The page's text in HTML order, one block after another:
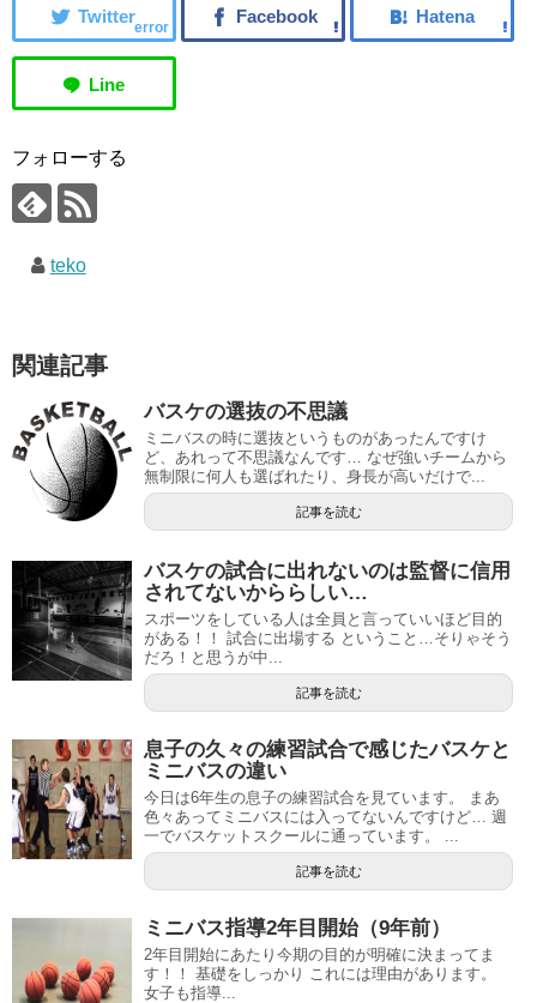
error
フォローする
teko
関連記事
バスケの選抜の不思議
ミニバスの時に選抜というものがあったんですけ
ど、あれって不思議なんです… なぜ強いチームから
無制限に何人も選ばれたり、身長が高いだけで...
記事を読む
バスケの試合に出れないのは監督に信用
されてないかららしい…
スポーツをしている人は全員と言っていいほど目的
がある！！ 試合に出場する ということ…そりゃそう
だろ！と思うが中...
記事を読む
息子の久々の練習試合で感じたバスケと
ミニバスの違い
今日は6年生の息子の練習試合を見ています。 まあ
色々あってミニバスには入ってないんですけど… 週
一でバスケットスクールに通っています。 ...
記事を読む
ミニバス指導2年目開始（9年前）
2年目開始にあたり今期の目的が明確に決まってま
す！！ 基礎をしっかり これには理由があります。
女子も指導...